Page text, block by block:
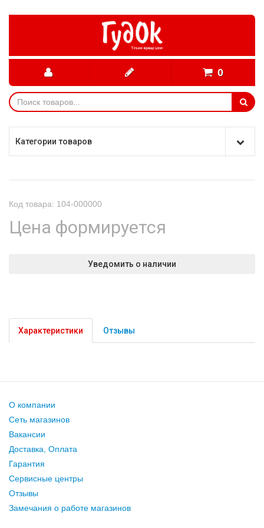
0
Категории товаров
Код товара: 104-000000
Цена формируется
Уведомить о наличии
Характеристики Отзывы
О компании
Сеть магазинов
Вакансии
Доставка, Оплата
Гарантия
Сервисные центры
Отзывы
Замечания о работе магазинов